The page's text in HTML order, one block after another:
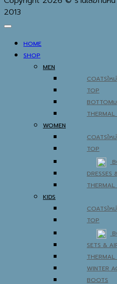
2013
HOME
SHOP
MEN
COATS
TOP
BOTTOM
THERMAL
WOMEN
COATS
TOP
THERMAL
KIDS
COATS
TOP
SETS &
THERMAL
WINTER
BOOTS